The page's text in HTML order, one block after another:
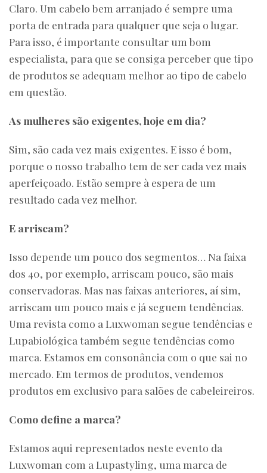
Claro. Um cabelo bem arranjado é sempre uma
porta de entrada para qualquer que seja o lugar.
Para isso, é importante consultar um bom
especialista, para que se consiga perceber que tipo
de produtos se adequam melhor ao tipo de cabelo
em questão.
As mulheres são exigentes, hoje em dia?
Sim, são cada vez mais exigentes. E isso é bom,
porque o nosso trabalho tem de ser cada vez mais
aperfeiçoado. Estão sempre à espera de um
resultado cada vez melhor.
E arriscam?
Isso depende um pouco dos segmentos… Na faixa
dos 40, por exemplo, arriscam pouco, são mais
conservadoras. Mas nas faixas anteriores, aí sim,
arriscam um pouco mais e já seguem tendências.
Uma revista como a Luxwoman segue tendências e
Lupabiológica também segue tendências como
marca. Estamos em consonância com o que sai no
mercado. Em termos de produtos, vendemos
produtos em exclusivo para salões de cabeleireiros.
Como define a marca?
Estamos aqui representados neste evento da
Luxwoman com a Lupastyling, uma marca de